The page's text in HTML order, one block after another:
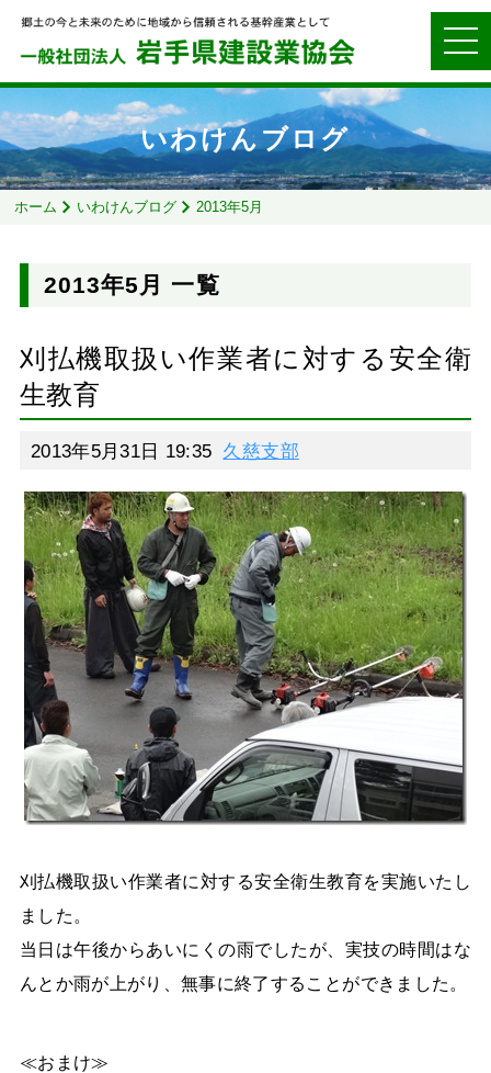
いわけんブログ
ホーム いわけんブログ 2013年5月
2013年5月 一覧
刈払機取扱い作業者に対する安全衛
生教育
2013年5月31日 19:35 久慈支部
刈払機取扱い作業者に対する安全衛生教育を実施いたし
ました。
当日は午後からあいにくの雨でしたが、実技の時間はな
んとか雨が上がり、無事に終了することができました。
≪おまけ≫